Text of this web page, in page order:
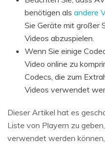
benötigen als andere
Sie Geräte mit großer
Videos abzuspielen.
Wenn Sie einige
Video online zu
Codecs, die zum
Videos verwendet
Dieser Artikel hat es
Liste von Playern zu
verwendet werden